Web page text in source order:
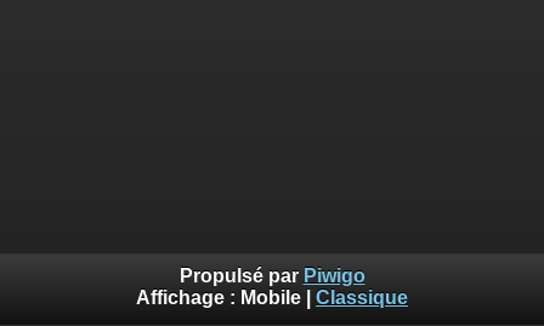
Propulsé par Piwigo
Affichage : Mobile Classique